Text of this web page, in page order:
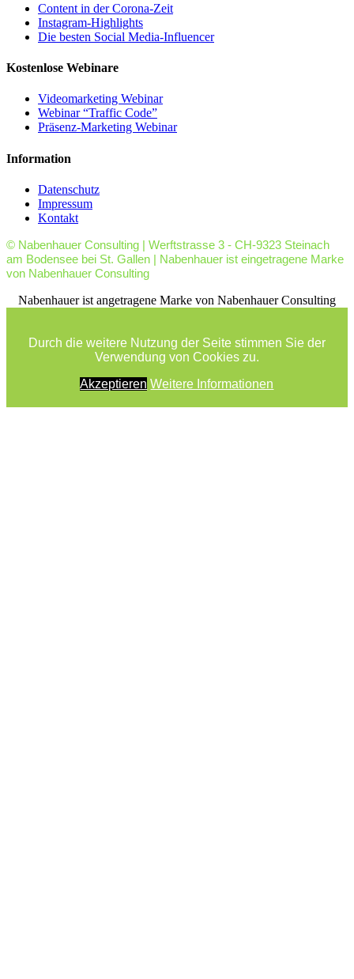
Content in der Corona-Zeit
Instagram-Highlights
Die besten Social Media-Influencer
Kostenlose Webinare
Videomarketing Webinar
Webinar “Traffic Code”
Präsenz-Marketing Webinar
Information
Datenschutz
Impressum
Kontakt
© Nabenhauer Consulting | Werftstrasse 3 - CH-9323 Steinach
am Bodensee bei St. Gallen | Nabenhauer ist eingetragene Marke
von Nabenhauer Consulting
facebook
youtube
rssNabenhauer ist angetragene Marke von Nabenhauer Consulting
Durch die weitere Nutzung der Seite stimmen Sie der
Verwendung von Cookies zu.
Akzeptieren Weitere Informationen